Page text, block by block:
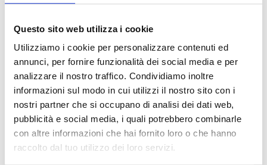
Questo sito web utilizza i cookie
Utilizziamo i cookie per personalizzare contenuti ed
annunci, per fornire funzionalità dei social media e per
analizzare il nostro traffico. Condividiamo inoltre
informazioni sul modo in cui utilizzi il nostro sito con i
nostri partner che si occupano di analisi dei dati web,
pubblicità e social media, i quali potrebbero combinarle
con altre informazioni che hai fornito loro o che hanno
raccolto dal tuo utilizzo dei loro servizi.
FRITTURA
OLIO DI SEMI
Q.B.
PREPARAZIONE
Lepolpette di spinaci al sugosono davvero
deliziose, un’alternativa vegetariana alle
classiche polpette di carne. Morbide, saporite e
molto semplici da realizzare, le polpette di